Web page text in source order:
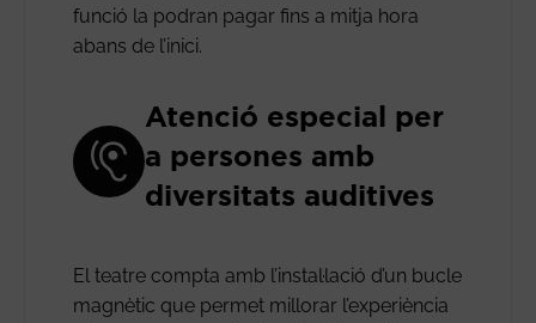
funció la podran pagar fins a mitja hora
abans de l’inici.
Atenció especial per
a persones amb
diversitats auditives
El teatre compta amb l’instal·lació d’un bucle
magnètic que permet millorar l’experiència